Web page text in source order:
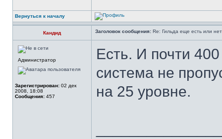
Вернуться к началу
Кандид Заголовок сообщения: Re: Гильда еще есть или
Администратор
Зарегистрирован: 02 дек
2008, 18:08
Сообщения: 457
Есть. И почти
система не
на 25 уровне.